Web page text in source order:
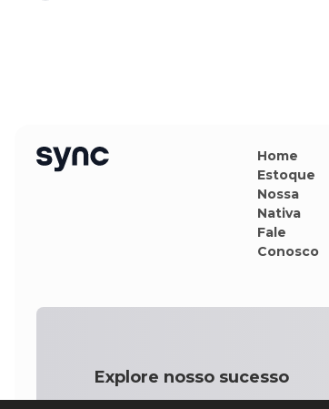
Home
Estoque
Nossa
Nativa
Fale
Conosco
Explore nosso sucesso